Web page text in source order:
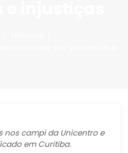
nos campi da Unicentro e
em Curitiba.